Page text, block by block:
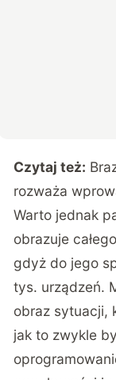
Czytaj też:
rozważa
Warto jednak
obrazuje
gdyż do jego
tys. urządzeń.
obraz sytuacji,
jak to zwykle